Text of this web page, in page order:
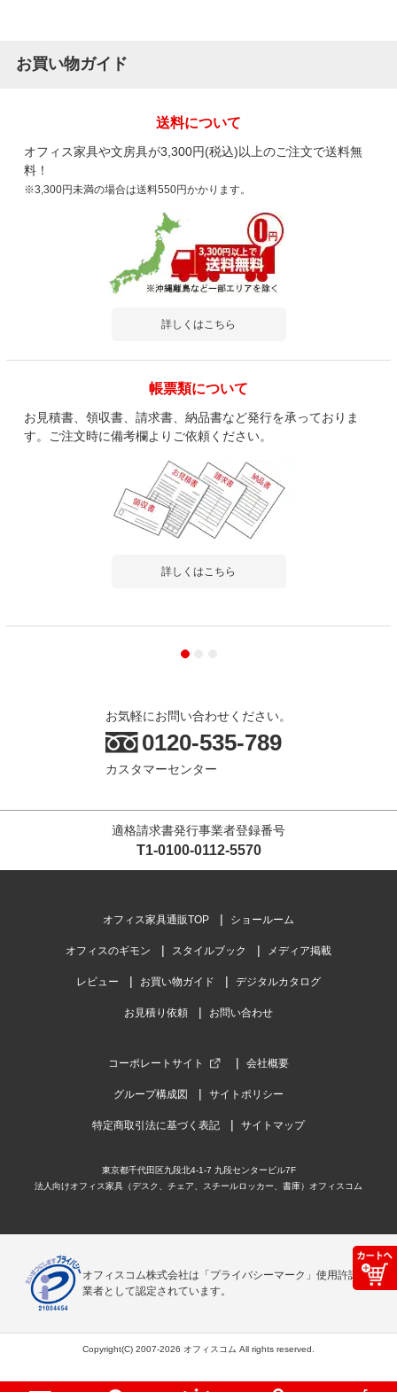
お買い物ガイド
送料について
オフィス家具や文房具が3,300円(税込)以上のご注文で送料無
料！
※3,300円未満の場合は送料550円かかります。
詳しくはこちら
帳票類について
お見積書、領収書、請求書、納品書など発行を承っておりま
す。ご注文時に備考欄よりご依頼ください。
詳しくはこちら
お気軽にお問い合わせください。
0120-535-789
カスタマーセンター
適格請求書発行事業者登録番号
T1-0100-0112-5570
オフィス家具通販TOP ショールーム
オフィスのギモン スタイルブック メディア掲載
レビュー お買い物ガイド デジタルカタログ
お見積り依頼 お問い合わせ
コーポレートサイト 会社概要
グループ構成図 サイトポリシー
特定商取引法に基づく表記 サイトマップ
東京都千代田区九段北4-1-7 九段センタービル7F
法人向けオフィス家具（デスク、チェア、スチールロッカー、書庫）オフィスコム
オフィスコム株式会社は「プライバシーマーク」使用許諾事
業者として認定されています。
Copyright(C) 2007-2026 オフィスコム All rights reserved.